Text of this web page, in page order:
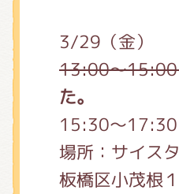
3/29（金）
13:00〜15:00
た。
15:30〜17:30
場所：サイス
板橋区小茂根